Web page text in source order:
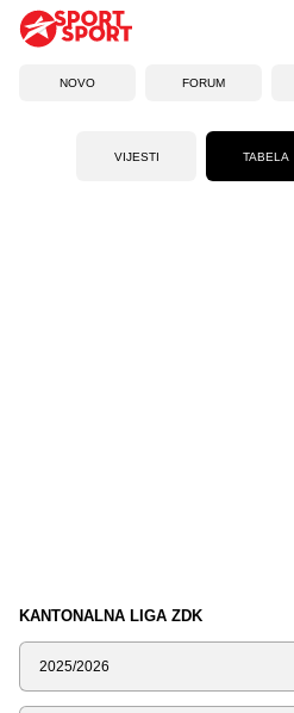
NOVO FORUM
VIJESTI TABELA
KANTONALNA LIGA ZDK
Sezona